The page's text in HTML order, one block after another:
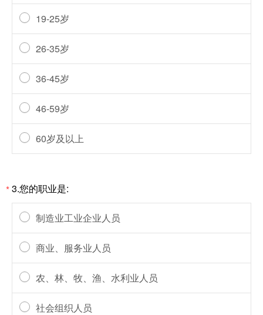
19-25岁
26-35岁
36-45岁
46-59岁
60岁及以上
*3.您的职业是:
制造业工业企业人员
商业、服务业人员
农、林、牧、渔、水利业人员
社会组织人员